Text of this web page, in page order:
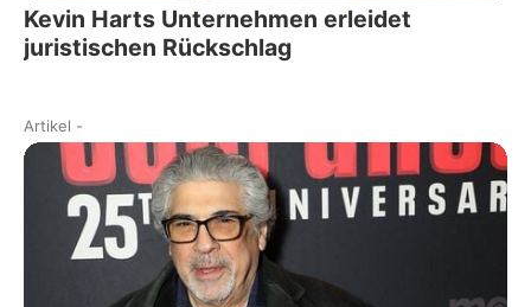
Kevin Harts Unternehmen erleidet
juristischen Rückschlag
Artikel -